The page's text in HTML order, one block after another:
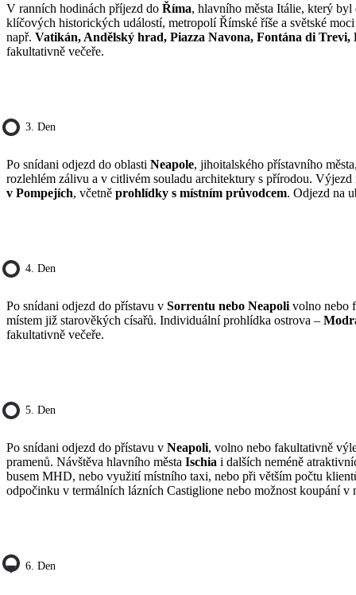
V ranních hodinách příjezd do Říma, hlavního města Itálie, který
klíčových historických událostí, metropolí Římské říše a světské
např. Vatikán, Andělský hrad, Piazza Navona, Fontána di
fakultativně večeře.
3. Den
Po snídani odjezd do oblasti Neapole, jihoitalského přístavního
rozlehlém zálivu a v citlivém souladu architektury s přírodou.
v Pompejích, včetně prohlídky s místním průvodcem. Odjezd na
4. Den
Po snídani odjezd do přístavu v Sorrentu nebo Neapoli volno nebo
místem již starověkých císařů. Individuální prohlídka ostrova –
fakultativně večeře.
5. Den
Po snídani odjezd do přístavu v Neapoli, volno nebo fakultativně
pramenů. Návštěva hlavního města Ischia i dalších neméně
busem MHD, nebo využití místního taxi, nebo při větším počtu
odpočinku v termálních lázních Castiglione nebo možnost koupání
6. Den